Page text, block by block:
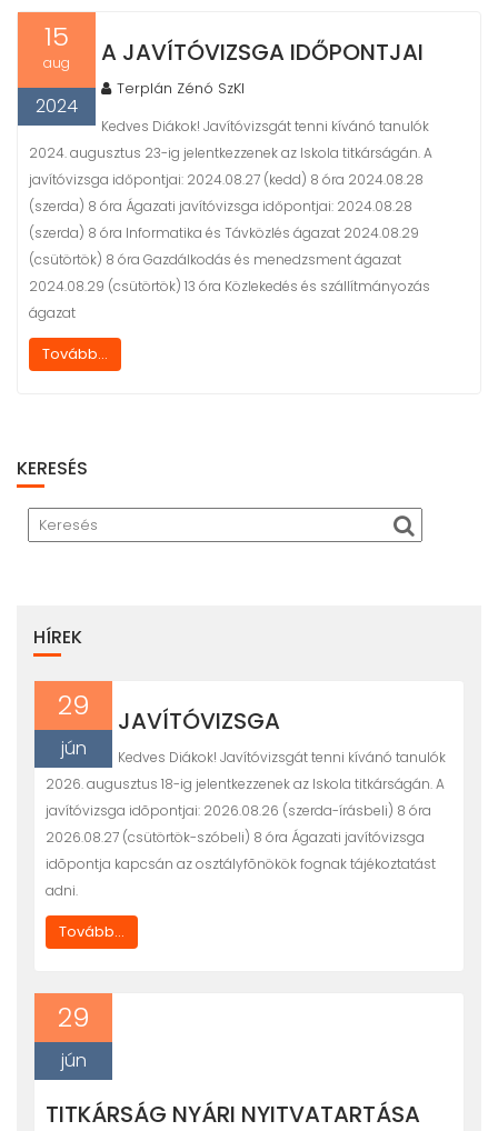
15
aug
2024
A JAVÍTÓVIZSGA IDŐPONTJAI
Terplán Zénó SzKI
Kedves Diákok! Javítóvizsgát tenni kívánó tanulók
2024. augusztus 23-ig jelentkezzenek az Iskola titkárságán. A
javítóvizsga időpontjai: 2024.08.27 (kedd) 8 óra 2024.08.28
(szerda) 8 óra Ágazati javítóvizsga időpontjai: 2024.08.28
(szerda) 8 óra Informatika és Távközlés ágazat 2024.08.29
(csütörtök) 8 óra Gazdálkodás és menedzsment ágazat
2024.08.29 (csütörtök) 13 óra Közlekedés és szállítmányozás
ágazat
Tovább...
KERESÉS
HÍREK
29
jún
JAVÍTÓVIZSGA
Kedves Diákok! Javítóvizsgát tenni kívánó tanulók
2026. augusztus 18-ig jelentkezzenek az Iskola titkárságán. A
javítóvizsga idõpontjai: 2026.08.26 (szerda-írásbeli) 8 óra
2026.08.27 (csütörtök-szóbeli) 8 óra Ágazati javítóvizsga
idõpontja kapcsán az osztályfõnökök fognak tájékoztatást
adni.
Tovább...
29
jún
TITKÁRSÁG NYÁRI NYITVATARTÁSA